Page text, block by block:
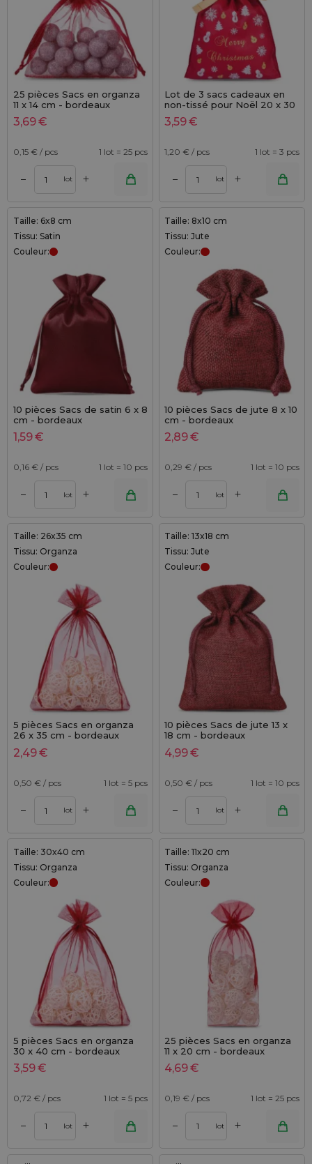
25 pièces Sacs en organza
11 x 14 cm - bordeaux
3,69€
0,15 € / pcs 1 lot = 25 pcs
– lot +
Lot de 3 sacs cadeaux en
non-tissé pour Noël 20 x 30
cm
3,59€
1,20 € / pcs 1 lot = 3 pcs
– lot +
Taille: 6x8 cm
Tissu: Satin
Couleur:
10 pièces Sacs de satin 6 x 8
cm - bordeaux
1,59€
0,16 € / pcs 1 lot = 10 pcs
– lot +
Taille: 8x10 cm
Tissu: Jute
Couleur:
10 pièces Sacs de jute 8 x 10
cm - bordeaux
2,89€
0,29 € / pcs 1 lot = 10 pcs
– lot +
Taille: 26x35 cm
Tissu: Organza
Couleur:
5 pièces Sacs en organza
26 x 35 cm - bordeaux
2,49€
0,50 € / pcs 1 lot = 5 pcs
– lot +
Taille: 13x18 cm
Tissu: Jute
Couleur:
10 pièces Sacs de jute 13 x
18 cm - bordeaux
4,99€
0,50 € / pcs 1 lot = 10 pcs
– lot +
Taille: 30x40 cm
Tissu: Organza
Couleur:
5 pièces Sacs en organza
30 x 40 cm - bordeaux
3,59€
0,72 € / pcs 1 lot = 5 pcs
– lot +
Taille: 11x20 cm
Tissu: Organza
Couleur:
25 pièces Sacs en organza
11 x 20 cm - bordeaux
4,69€
0,19 € / pcs 1 lot = 25 pcs
– lot +